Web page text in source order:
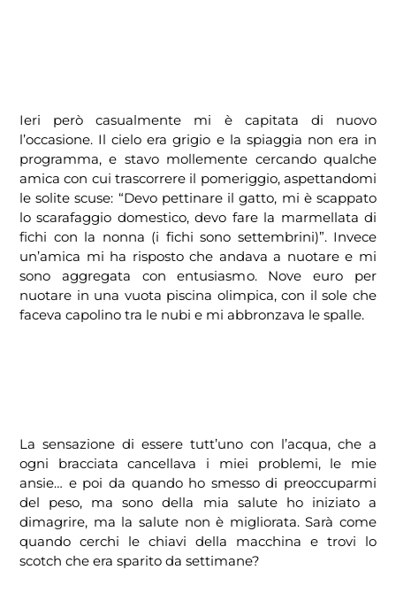
Ieri però casualmente mi è capitata di nuovo
l’occasione. Il cielo era grigio e la spiaggia non era in
programma, e stavo mollemente cercando qualche
amica con cui trascorrere il pomeriggio, aspettandomi
le solite scuse: “Devo pettinare il gatto, mi è scappato
lo scarafaggio domestico, devo fare la marmellata di
fichi con la nonna (i fichi sono settembrini)”. Invece
un’amica mi ha risposto che andava a nuotare e mi
sono aggregata con entusiasmo. Nove euro per
nuotare in una vuota piscina olimpica, con il sole che
faceva capolino tra le nubi e mi abbronzava le spalle.
La sensazione di essere tutt’uno con l’acqua, che a
ogni bracciata cancellava i miei problemi, le mie
ansie… e poi da quando ho smesso di preoccuparmi
del peso, ma sono della mia salute ho iniziato a
dimagrire, ma la salute non è migliorata. Sarà come
quando cerchi le chiavi della macchina e trovi lo
scotch che era sparito da settimane?